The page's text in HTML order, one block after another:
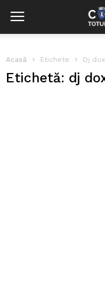
Acasă Etichete Dj
Etichetă: dj